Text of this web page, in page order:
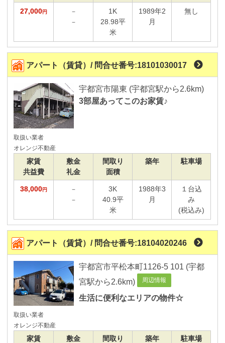
物件画像
外観イメージあり
パノラマ写真あり
便利な学区検索
宇都宮大学工学部
作新大学
帝京大学宇都宮
大原学園宇都宮校
27,000円
－
－
1K
28.98平
米
1989年2
月
無し
アパート（賃貸）/ 問合せ番号:18101030017
取扱い業者
オレンジ不動産
宇都宮市陽東 (宇都宮駅から2.6km)
3部屋あってこのお家賃♪
家賃
共益費
敷金
礼金
間取り
面積
築年 駐車場
38,000円
－
－
3K
40.9平
米
1988年3
月
１台込
み
(税込み)
アパート（賃貸）/ 問合せ番号:18104020246
取扱い業者
オレンジ不動産
宇都宮市平松本町1126-5 101 (宇都
宮駅から2.6km)
周辺情報
生活に便利なエリアの物件☆
家賃
敷金
間取り
築年 駐車場